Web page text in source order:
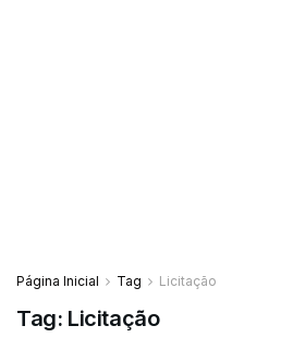
Página Inicial Tag Licitação
Tag: Licitação